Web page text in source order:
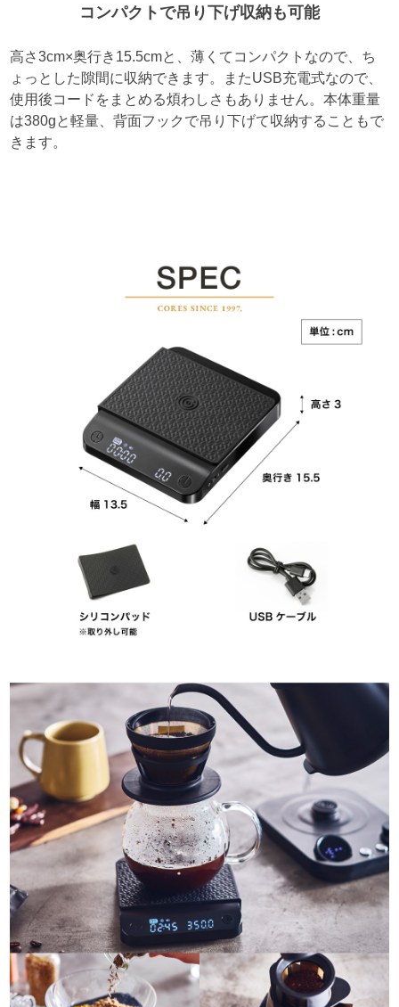
コンパクトで吊り下げ収納も可能
高さ3cm×奥行き15.5cmと、薄くてコンパクトなので、ち
ょっとした隙間に収納できます。またUSB充電式なので、
使用後コードをまとめる煩わしさもありません。本体重量
は380gと軽量、背面フックで吊り下げて収納することもで
きます。